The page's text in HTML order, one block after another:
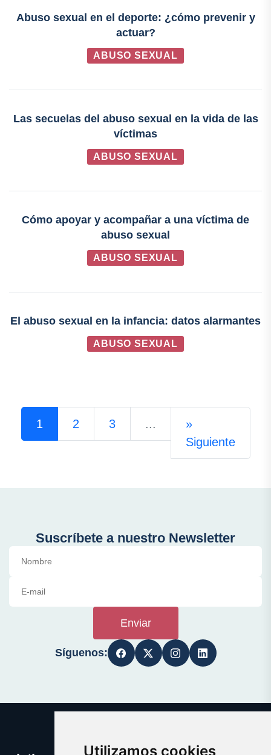
Utilizamos cookies
Abuso sexual en el deporte: ¿cómo prevenir y
actuar?
ABUSO SEXUAL
Las secuelas del abuso sexual en la vida de las
víctimas
ABUSO SEXUAL
Cómo apoyar y acompañar a una víctima de
abuso sexual
ABUSO SEXUAL
El abuso sexual en la infancia: datos alarmantes
ABUSO SEXUAL
1 2 3 ...
»
Siguiente
Suscríbete a nuestro Newsletter
Enviar
Síguenos: